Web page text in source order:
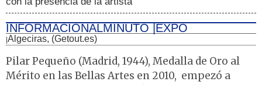
INFORMACIONALMINUTO |EXPO
|Algeciras, (Getout.es)
Pilar Pequeño (Madrid, 1944), Medalla de Oro al
Mérito en las Bellas Artes en 2010, empezó a